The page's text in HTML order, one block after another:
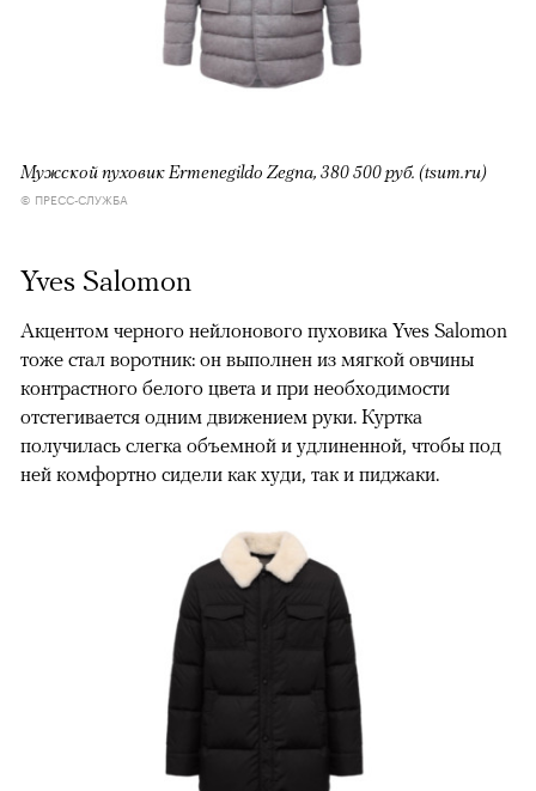
Мужской пуховик Ermenegildo Zegna, 380 500 руб. (tsum.ru)
© ПРЕСС-СЛУЖБА
Yves Salomon
Акцентом черного нейлонового пуховика Yves Salomon
тоже стал воротник: он выполнен из мягкой овчины
контрастного белого цвета и при необходимости
отстегивается одним движением руки. Куртка
получилась слегка объемной и удлиненной, чтобы под
ней комфортно сидели как худи, так и пиджаки.